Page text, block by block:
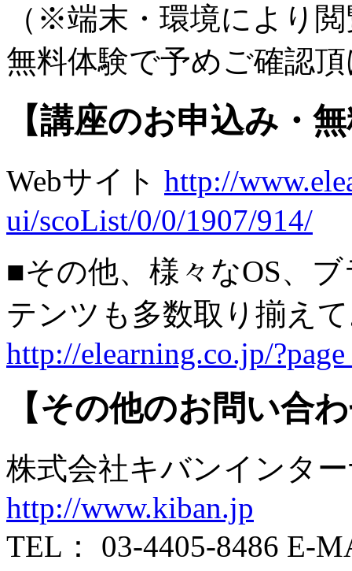
（※端末・環境により
無料体験で予めご確認
【講座のお申込み・
Webサイト http://
ui/scoList/0/0/1907/914/
■その他、様々なOS、
テンツも多数取り揃え
http://elearning.co.jp/
【その他のお問い合
株式会社キバンインタ
http://www.kiban.jp
TEL： 03-4405-8486 E-